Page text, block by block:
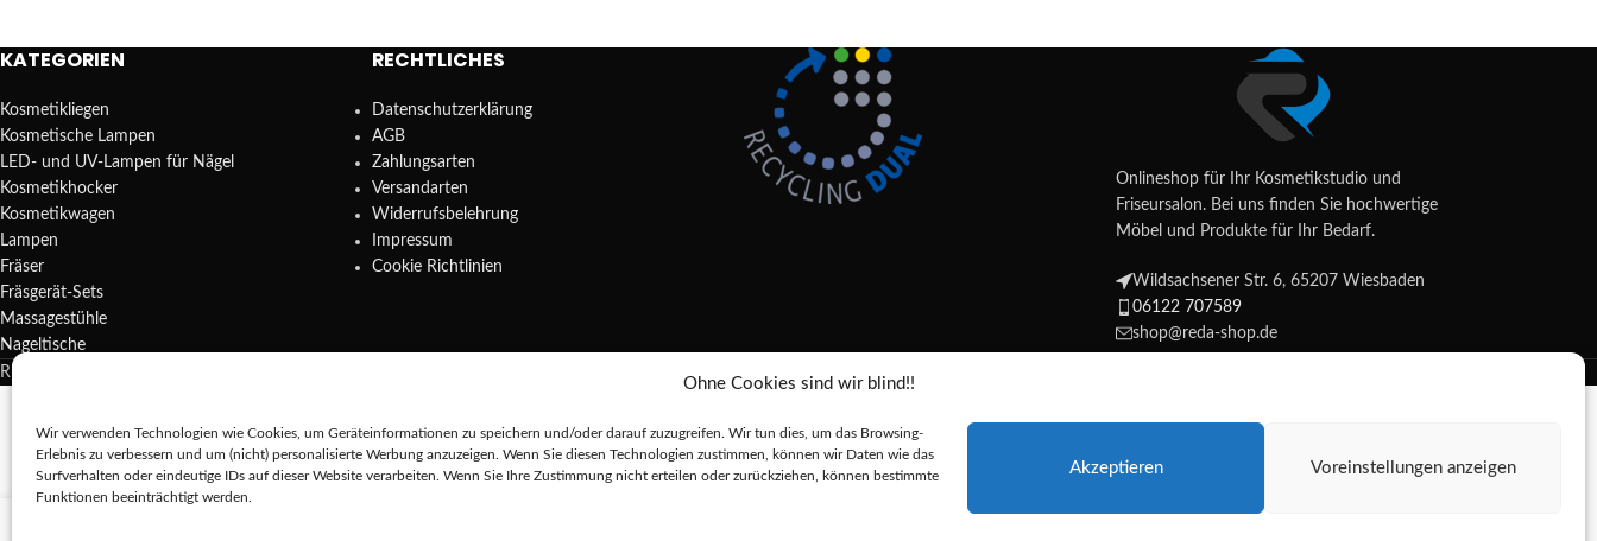
Ohne Cookies sind wir blind!!
Wir verwenden Technologien wie Cookies, um Geräteinformationen zu speichern und/oder darauf zuzugreifen. Wir tun dies, um das Browsing-
Erlebnis zu verbessern und um (nicht) personalisierte Werbung anzuzeigen. Wenn Sie diesen Technologien zustimmen, können wir Daten wie das
Surfverhalten oder eindeutige IDs auf dieser Website verarbeiten. Wenn Sie Ihre Zustimmung nicht erteilen oder zurückziehen, können bestimmte
Funktionen beeinträchtigt werden.
Akzeptieren Voreinstellungen anzeigen
KATEGORIEN
Kosmetikliegen
Kosmetische Lampen
LED- und UV-Lampen für Nägel
Kosmetikhocker
Kosmetikwagen
Lampen
Fräser
Fräsgerät-Sets
Massagestühle
Nageltische
RECHTLICHES
Datenschutzerklärung
AGB
Zahlungsarten
Versandarten
Widerrufsbelehrung
Impressum
Cookie Richtlinien
Onlineshop für Ihr Kosmetikstudio und
Friseursalon. Bei uns finden Sie hochwertige
Möbel und Produkte für Ihr Bedarf.
Wildsachsener Str. 6, 65207 Wiesbaden
06122 707589
shop@reda-shop.de
REDA SHOP - Hochwertige Studio Ausstattung
Die durchgestrichenen Preise entsprechen dem bisherigen Preis in diesem Online-Shop.